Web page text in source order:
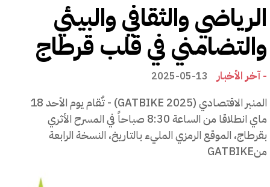
الرياضي والثقافي والبيئي
والتضامني في قلب قرطاج
- آخر الأخبار 2025-05-13
المنبر الاقتصادي (GATBIKE 2025) - تٌقام يوم الأحد 18
ماي انطلاقا من الساعة 8:30 صباحاً في المسرح الأثري
بقرطاج، الموقع الرمزي المليء بالتاريخ، النسخة الرابعة
منGATBIKE